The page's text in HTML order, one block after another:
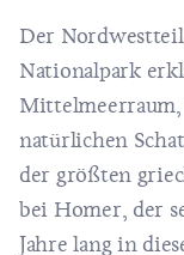
Der
Nationalpark
natürlichen
der größten
bei Homer, der
Jahre lang in